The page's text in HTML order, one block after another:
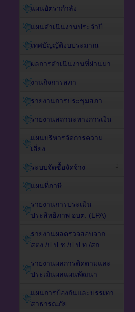
แผนอัตรากำลัง
แผนดำเนินงานประจำปี
เทศบัญญัติงบประมาณ
ผลการดำเนินงานที่ผ่านมา
งานกิจการสภา
รายงานการประชุมสภา
รายงานสถานะทางการเงิน
แผนบริหารจัดการความ
เสี่ยง
ระบบจัดซื้อจัดจ้าง
แผนที่ภาษี
รายงานการประเมิน
ประสิทธิภาพ อบต. (LPA)
รายงานผลตรวจสอบจาก
สตง./ป.ป.ช./ป.ป.ท./สถ.
รายงานผลการติดตามและ
ประเมินผลแผนพัฒนา
แผนการป้องกันและบรรเทา
สาธารณภัย